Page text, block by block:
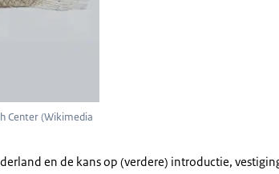
Center (Wikimedia
en de kans op (verdere) introductie,